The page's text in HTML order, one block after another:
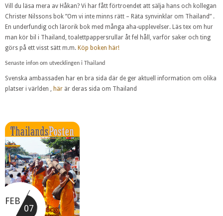
Vill du läsa mera av Håkan? Vi har fått förtroendet att sälja hans och kollegan
Christer Nilssons bok ”Om vi inte minns rätt – Räta synvinklar om Thailand” .
En underfundig och lärorik bok med många aha-upplevelser. Läs tex om hur
man kör bil i Thailand, toalettpappersrullar åt fel håll, varför saker och ting
görs på ett visst sätt m.m. Köp boken här!
Senaste infon om utvecklingen i Thailand
Svenska ambassaden har en bra sida där de ger aktuell information om olika
platser i världen , här är deras sida om Thailand
FEB
07